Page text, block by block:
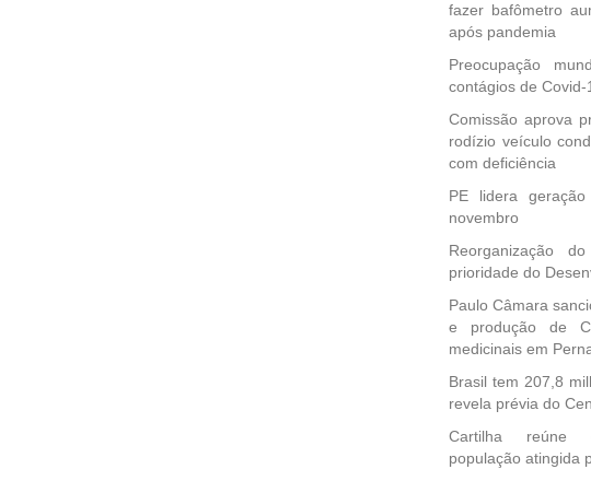
fazer bafômetro
após pandemia
Preocupação
contágios de Covid-
Comissão aprova
rodízio veículo
com deficiência
PE lidera
novembro
Reorganização
prioridade do
Paulo Câmara
e produção de
medicinais em
Brasil tem 207,8
revela prévia do
Cartilha reúne
população atingida